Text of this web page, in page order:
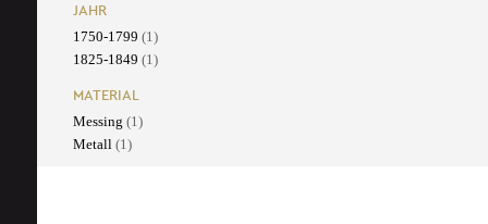
JAHR
1750-1799 (1)
1825-1849 (1)
MATERIAL
Messing (1)
Metall (1)